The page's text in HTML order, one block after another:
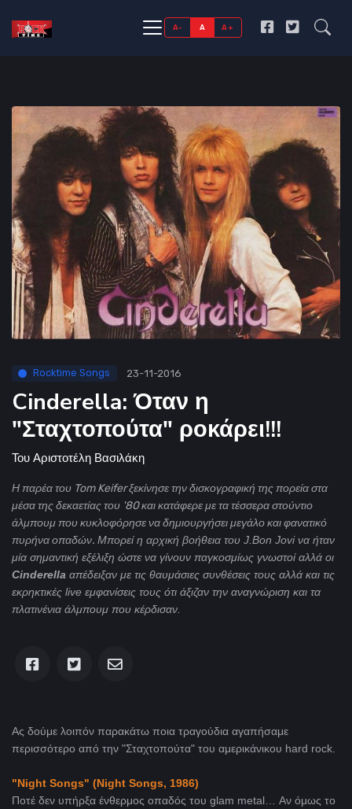
A- A A+
Rocktime Songs 23-11-2016
Cinderella: Όταν η
"Σταχτοπούτα" ροκάρει!!!
Του Αριστοτέλη Βασιλάκη
Η παρέα του Tom Keifer ξεκίνησε την δισκογραφική της πορεία στα
μέσα της δεκαετίας του '80 και κατάφερε με τα τέσσερα στούντιο
άλμπουμ που κυκλοφόρησε να δημιουργήσει μεγάλο και φανατικό
πυρήνα οπαδών. Μπορεί η αρχική βοήθεια του J.Bon Jovi να ήταν
μία σημαντική εξέλιξη ώστε να γίνουν παγκοσμίως γνωστοί αλλά οι
Cinderella απέδειξαν με τις θαυμάσιες συνθέσεις τους αλλά και τις
εκρηκτικές live εμφανίσεις τους ότι άξιζαν την αναγνώριση και τα
πλατινένια άλμπουμ που κέρδισαν.
Ας δούμε λοιπόν παρακάτω ποια τραγούδια αγαπήσαμε
περισσότερο από την "Σταχτοπούτα" του αμερικάνικου hard rock.
"Night Songs" (Night Songs, 1986)
Ποτέ δεν υπήρξα ένθερμος οπαδός του glam metal… Αν όμως το